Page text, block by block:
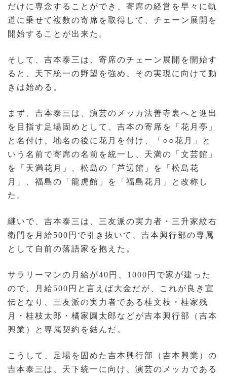
だけに専念することができ、寄席の経営を早々に軌
道に乗せて複数の寄席を取得して、チェーン展開を
開始することが出来た。
そして、吉本泰三は、寄席のチェーン展開を開始す
ると、天下統一の野望を強め、その実現に向けて動
きは始める。
まず、吉本泰三は、演芸のメッカ法善寺裏へと進出
を目指す足場固めとして、吉本の寄席を「花月亭」
と名付け、地名の後に花月を付け、「○○花月」と
いう名前で寄席の名前を統一し、天満の「文芸館」
を「天満花月」、松島の「芦辺館」を「松島花
月」、福島の「龍虎館」を「福島花月」と改称し
た。
継いで、吉本泰三は、三友派の実力者・三升家紋右
衛門を月給500円で引き抜いて、吉本興行部の専属
として自前の落語家を抱えた。
サラリーマンの月給が40円、1000円で家が建った
ので、月給500円と言えば大金だが、これが良き宣
伝となり、三友派の実力者である桂文枝・桂家残
月・桂枝太郎・橘家圓太郎などが吉本興行部（吉本
興業）と専属契約を結んだ。
こうして、足場を固めた吉本興行部（吉本興業）の
吉本泰三は、天下統一に向け、演芸のメッカである